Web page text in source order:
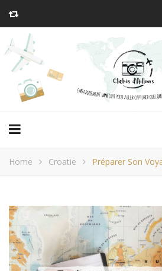
Home Croatie Préparer Son